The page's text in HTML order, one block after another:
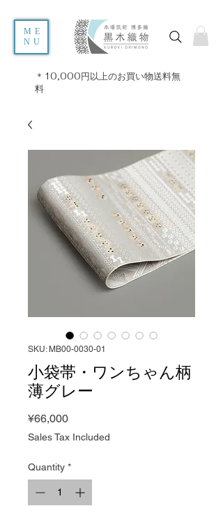
ME
NU
＊10,000円以上のお買い物送料無
料
SKU: MB00-0030-01
小袋帯・ワンちゃん柄
薄グレー
¥66,000Price
Sales Tax Included
Quantity *